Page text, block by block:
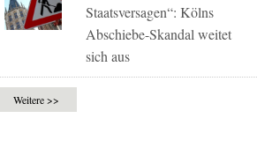
Staatsversagen“: Kölns
Abschiebe-Skandal weitet
sich aus
Weitere >>